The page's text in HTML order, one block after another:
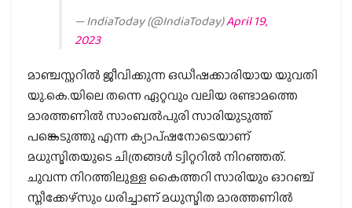
— IndiaToday (@IndiaToday)April 19,
2023
മാഞ്ചസ്റ്ററിൽ ജീവിക്കുന്ന ഒഡീഷക്കാരിയായ യുവതി
യു.കെ.യിലെ തന്നെ ഏറ്റവും വലിയ രണ്ടാമത്തെ
മാരത്തണിൽ സാംബൽപുരി സാരിയുടുത്ത്
പങ്കെടുത്തു എന്ന ക്യാപ്ഷനോടെയാണ്
മധുസ്മിതയുടെ ചിത്രങ്ങൾ ട്വിറ്ററിൽ നിറഞ്ഞത്.
ചുവന്ന നിറത്തിലുള്ള കൈത്തറി സാരിയും ഓറഞ്ച്
സ്നീക്കേഴ്സും ധരിച്ചാണ് മധുസ്മിത മാരത്തണിൽ